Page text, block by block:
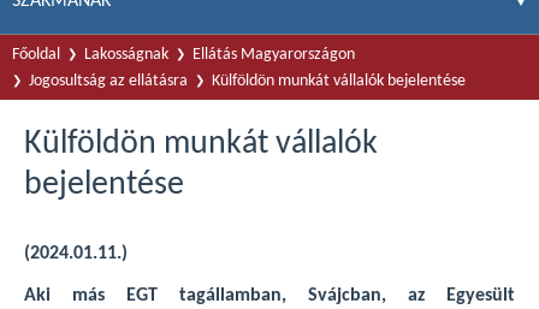
Főoldal Lakosságnak
Ellátás Magyarországon
Jogosultság az ellátásra
Külföldön munkát vállalók bejelentése
Külföldön munkát vállalók
bejelentése
(2024.01.11.)
Aki más EGT tagállamban, Svájcban, az Egyesült